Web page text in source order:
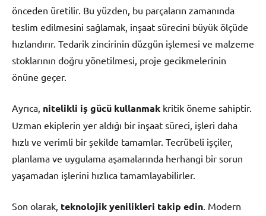
önceden üretilir. Bu yüzden, bu parçaların zamanında
teslim edilmesini sağlamak, inşaat sürecini büyük ölçüde
hızlandırır. Tedarik zincirinin düzgün işlemesi ve malzeme
stoklarının doğru yönetilmesi, proje gecikmelerinin
önüne geçer.
Ayrıca, nitelikli iş gücü kullanmak kritik öneme sahiptir.
Uzman ekiplerin yer aldığı bir inşaat süreci, işleri daha
hızlı ve verimli bir şekilde tamamlar. Tecrübeli işçiler,
planlama ve uygulama aşamalarında herhangi bir sorun
yaşamadan işlerini hızlıca tamamlayabilirler.
Son olarak, teknolojik yenilikleri takip edin . Modern